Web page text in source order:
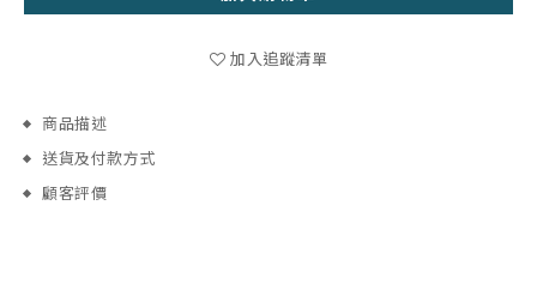
加入追蹤清單
商品描述
送貨及付款方式
顧客評價